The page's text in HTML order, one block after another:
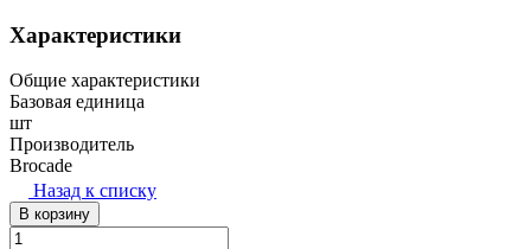
Характеристики
Общие характеристики
Базовая единица
шт
Производитель
Brocade
Назад к списку
В корзину